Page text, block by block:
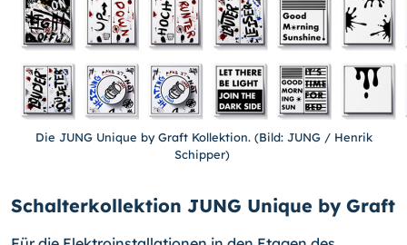
Die JUNG Unique by Graft Kollektion. (Bild: JUNG / Henrik
Schipper)
Schalterkollektion JUNG Unique by Graft